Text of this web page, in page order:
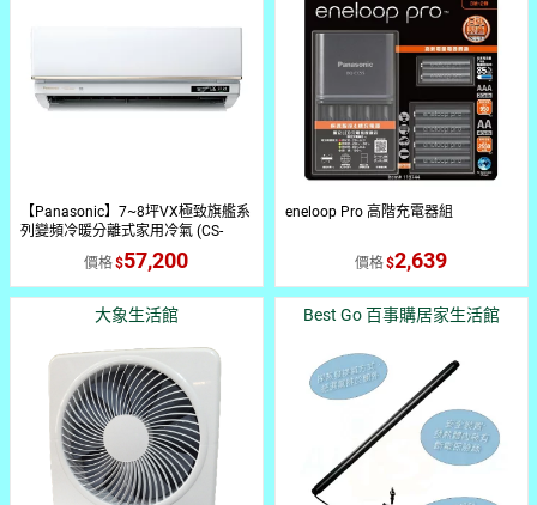
【Panasonic】7~8坪VX極致旗艦系
列變頻冷暖分離式家用冷氣 (CS-
VX50FA2_CU-UX50FHA2)
價格 57,200
eneloop Pro 高階充電器組
價格 2,639
大象生活館 Best Go 百事購居家生活館